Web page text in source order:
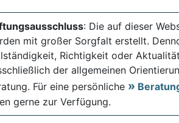
: Die auf dieser
mit großer Sorgfalt erstellt.
Richtigkeit oder
der allgemeinen
Für eine persönliche
gerne zur Verfügung.